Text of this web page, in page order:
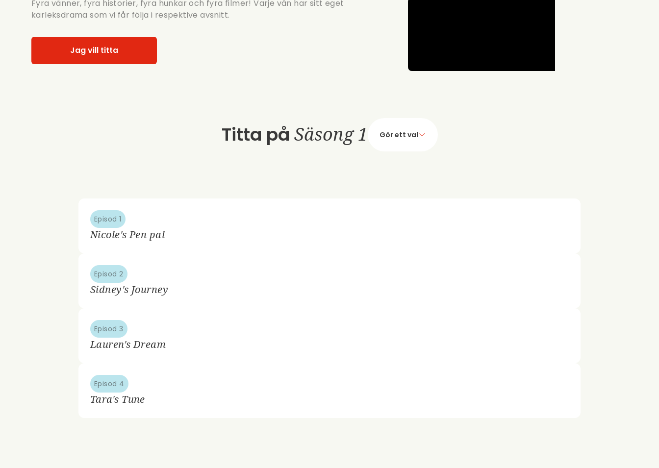
Fyra vänner, fyra historier, fyra hunkar och fyra filmer! Varje vän har sitt eget
kärleksdrama som vi får följa i respektive avsnitt.
Jag vill titta
Titta på Säsong 1 Gör ett val
Episod 1
Nicole's Pen pal
Episod 2
Sidney's Journey
Episod 3
Lauren's Dream
Episod 4
Tara's Tune